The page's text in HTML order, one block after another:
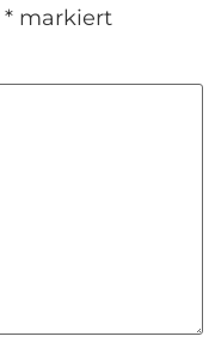
* markiert